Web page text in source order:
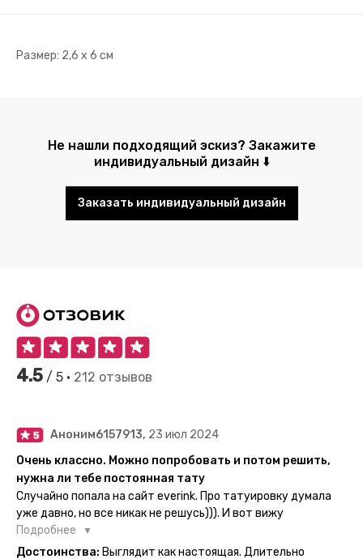
Размер: 2,6 х 6 см
Не нашли подходящий эскиз? Закажите
индивидуальный дизайн ⬇️
Заказать индивидуальный дизайн
4.5 / 5 • 212 отзывов
Аноним6157913, 23 июл 2024
Очень классно. Можно попробовать и потом решить,
нужна ли тебе постоянная тату
Случайно попала на сайт everink. Про татуировку думала
уже давно, но все никак не решусь))). И вот вижу
великолепный каталог everink. Тату на любой вкус.
Заказала и не пожалела. Супер. Выглядит как настоящая.
Подробнее
Достоинства: Выглядит как настоящая. Длительно